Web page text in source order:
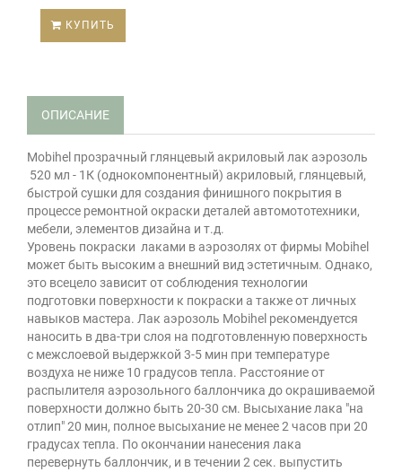
КУПИТЬ
ОПИСАНИЕ
Mobihel прозрачный глянцевый акриловый лак аэрозоль
520 мл - 1К (однокомпонентный) акриловый, глянцевый,
быстрой сушки для создания финишного покрытия в
процессе ремонтной окраски деталей автомототехники,
мебели, элементов дизайна и т.д.
Уровень покраски лаками в аэрозолях от фирмы Mobihel
может быть высоким а внешний вид эстетичным. Однако,
это всецело зависит от соблюдения технологии
подготовки поверхности к покраски а также от личных
навыков мастера. Лак аэрозоль Mobihel рекомендуется
наносить в два-три слоя на подготовленную поверхность
с межслоевой выдержкой 3-5 мин при температуре
воздуха не ниже 10 градусов тепла. Расстояние от
распылителя аэрозольного баллончика до окрашиваемой
поверхности должно быть 20-30 см. Высыхание лака "на
отлип" 20 мин, полное высыхание не менее 2 часов при 20
градусах тепла. По окончании нанесения лака
перевернуть баллончик, и в течении 2 сек. выпустить